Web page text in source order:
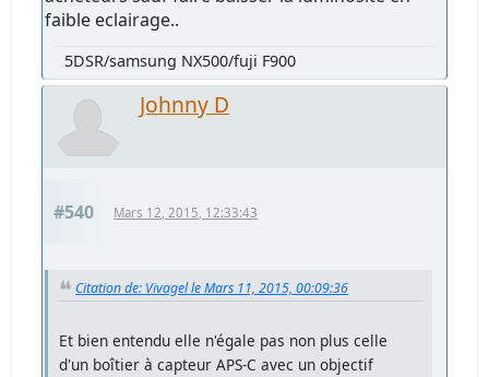
faible eclairage..
5DSR/samsung NX500/fuji F900
Johnny D
#540 Mars 12, 2015, 12:33:43
Citation de: Vivagel le Mars 11, 2015, 00:09:36
Et bien entendu elle n'égale pas non plus celle
d'un boîtier à capteur APS-C avec un objectif